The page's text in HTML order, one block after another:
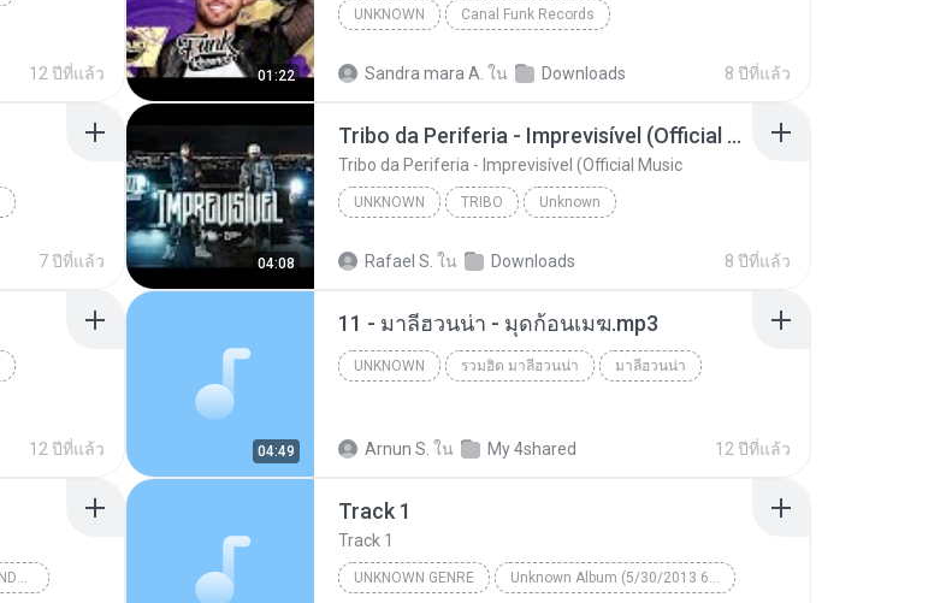
12 ปีที่แล้ว 01:22
UNKNOWN Canal Funk Records
Sandra mara A. ใน Downloads 8 ปีที่แล้ว
7 ปีที่แล้ว 04:08
Tribo da Periferia - Imprevisível (Official Music
Tribo da Periferia - Imprevisível (Official Music
UNKNOWN TRIBO Unknown
Rafael S. ใน Downloads 8 ปีที่แล้ว
12 ปีที่แล้ว 04:49
11 - มาลีฮวนน่า - มุดก้อนเมฆ.mp3
UNKNOWN รวมฮิต มาลีฮวนน่า มาลีฮวนน่า
Arnun S. ใน My 4shared 12 ปีที่แล้ว
18 TEMBANG KENANGAN INDONESIA 70-80 VOL.1
Track 1
Track 1
UNKNOWN GENRE Unknown Album (5/30/2013 6:57:02 PM)